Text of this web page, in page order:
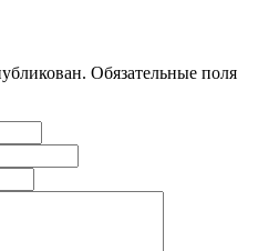
Обязательные поля